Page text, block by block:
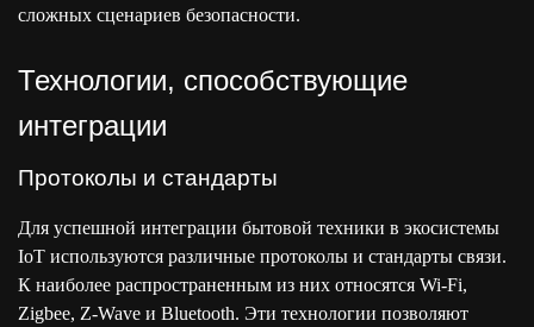
сложных сценариев безопасности.
Технологии, способствующие
интеграции
Протоколы и стандарты
Для успешной интеграции бытовой техники в экосистемы
IoT используются различные протоколы и стандарты связи.
К наиболее распространенным из них относятся Wi-Fi,
Zigbee, Z-Wave и Bluetooth. Эти технологии позволяют